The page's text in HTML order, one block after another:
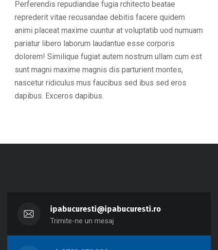
Perferendis repudiandae fugia rchitecto beatae
reprederit vitae recusandae debitis facere quidem
animi placeat maxime cuuntur at voluptatib uod numuam
pariatur libero laborum laudantue esse corporis
dolorem! Similique fugiat autem nostrum ullam cum est
sunt magni maxime magnis dis parturient montes,
nascetur ridiculus mus faucibus sed ibus sed eros
dapibus. Exceros dapibus.
ipabucuresti@ipabucuresti.ro
Trimite-ne un mesaj